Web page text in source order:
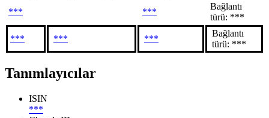
***
***
Bağlantı
türü: ***
*** *** ***
Bağlantı
türü: ***
Tanımlayıcılar
ISIN
***